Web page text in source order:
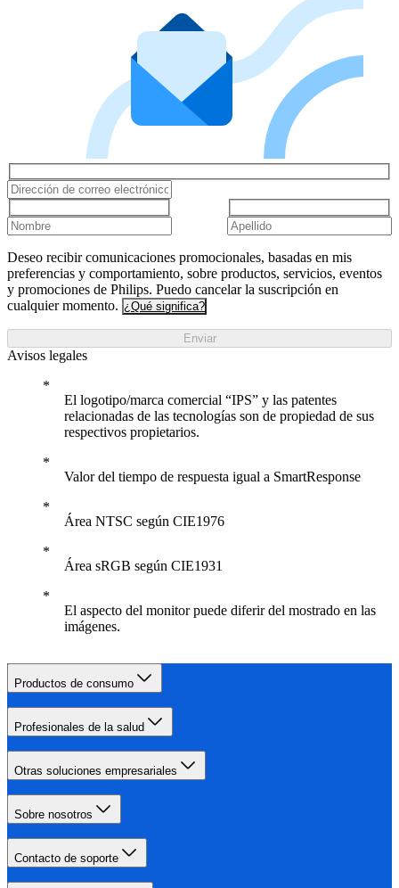
Deseo recibir comunicaciones promocionales, basadas en mis
preferencias y comportamiento, sobre productos, servicios, eventos
y promociones de Philips. Puedo cancelar la suscripción en
cualquier momento. ¿Qué significa?
Enviar
Avisos legales
El logotipo/marca comercial “IPS” y las patentes
relacionadas de las tecnologías son de propiedad de sus
respectivos propietarios.
Valor del tiempo de respuesta igual a SmartResponse
Área NTSC según CIE1976
Área sRGB según CIE1931
El aspecto del monitor puede diferir del mostrado en las
imágenes.
Productos de consumo
Profesionales de la salud
Otras soluciones empresariales
Sobre nosotros
Contacto de soporte